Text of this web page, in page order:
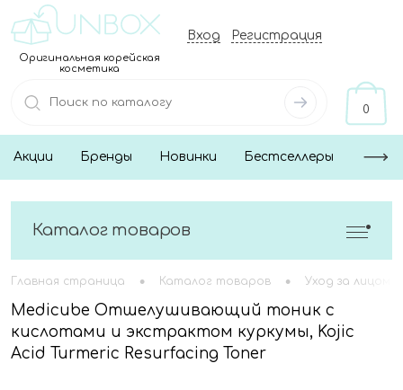
Оригинальная корейская
косметика
Вход Регистрация
0
Акции Бренды Новинки Бестселлеры
Каталог товаров
Главная страница • Каталог товаров • Уход за лицом
Medicube Отшелушивающий тоник с
кислотами и экстрактом куркумы, Kojic
Acid Turmeric Resurfacing Toner